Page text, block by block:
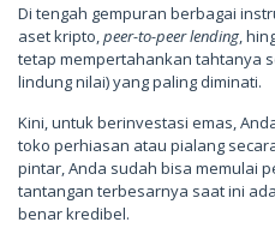
Di tengah gempuran berbagai
aset kripto, peer-to-peer lending ,
tetap mempertahankan tahtanya
lindung nilai) yang paling diminati.
Kini, untuk berinvestasi emas,
toko perhiasan atau pialang
pintar, Anda sudah bisa memulai
tantangan terbesarnya saat ini
benar kredibel.